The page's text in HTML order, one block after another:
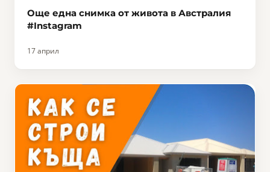
Още една снимка от живота в Австралия
#Instagram
17 април